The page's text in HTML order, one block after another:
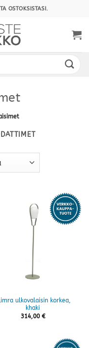
OSTOKSISTASI.
ulkovalaisin korkea,
khaki
314,00 €